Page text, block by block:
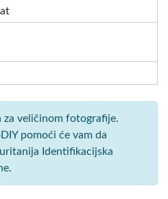
za veličinom fotografije.
pomoći će vam da
Identifikacijska